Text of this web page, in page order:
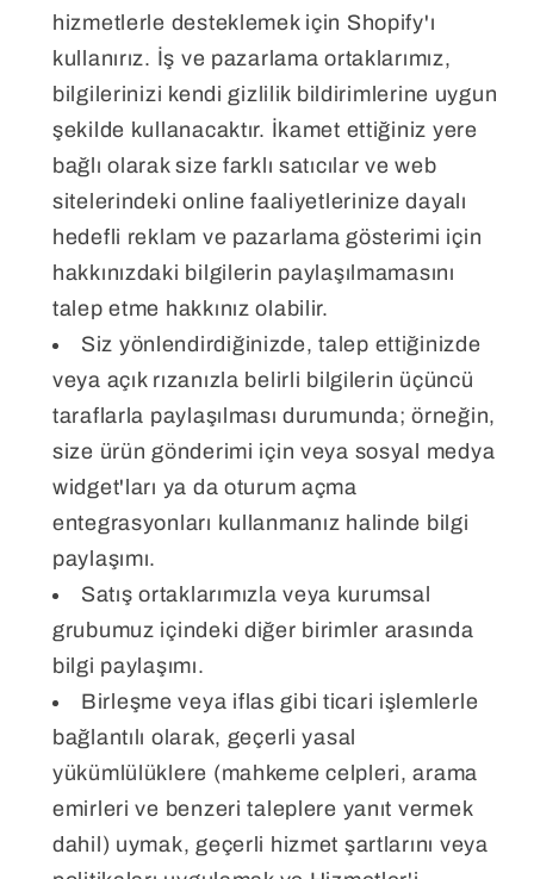
hizmetlerle desteklemek için Shopify'ı
kullanırız. İş ve pazarlama ortaklarımız,
bilgilerinizi kendi gizlilik bildirimlerine uygun
şekilde kullanacaktır. İkamet ettiğiniz yere
bağlı olarak size farklı satıcılar ve web
sitelerindeki online faaliyetlerinize dayalı
hedefli reklam ve pazarlama gösterimi için
hakkınızdaki bilgilerin paylaşılmamasını
talep etme hakkınız olabilir.
Siz yönlendirdiğinizde, talep ettiğinizde
veya açık rızanızla belirli bilgilerin üçüncü
taraflarla paylaşılması durumunda; örneğin,
size ürün gönderimi için veya sosyal medya
widget'ları ya da oturum açma
entegrasyonları kullanmanız halinde bilgi
paylaşımı.
Satış ortaklarımızla veya kurumsal
grubumuz içindeki diğer birimler arasında
bilgi paylaşımı.
Birleşme veya iflas gibi ticari işlemlerle
bağlantılı olarak, geçerli yasal
yükümlülüklere (mahkeme celpleri, arama
emirleri ve benzeri taleplere yanıt vermek
dahil) uymak, geçerli hizmet şartlarını veya